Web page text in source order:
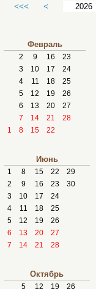
<<< <
Февраль
2 9 16
23
3
10 17
24
4
11 18
25
5
12 19
26
6
13 20
27
7
14 21
28
1
8 15 22
Июнь
1 8 15 22
29
2
9 16 23
30
3
10 17
24
4
11 18
25
5
12 19
26
6
13 20
27
7
14 21 28
Октябрь
5 12 19
26